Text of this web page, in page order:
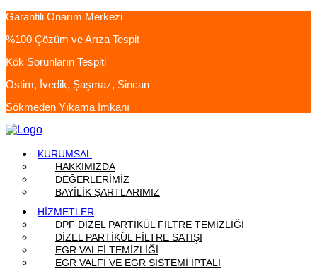
Garantili Onarım Merkezi
%100 Çözüm ve Arıza Tespit
Kök Sorunların Tespiti
Ostim, İvedik, Şaşmaz, Sincan
Sökmeden Yıkama İmkanı
KURUMSAL
HAKKIMIZDA
DEĞERLERİMİZ
BAYİLİK ŞARTLARIMIZ
HİZMETLER
DPF DİZEL PARTİKÜL FİLTRE TEMİZLİĞİ
DİZEL PARTİKÜL FİLTRE SATIŞI
EGR VALFİ TEMİZLİĞİ
EGR VALFİ VE EGR SİSTEMİ İPTALİ